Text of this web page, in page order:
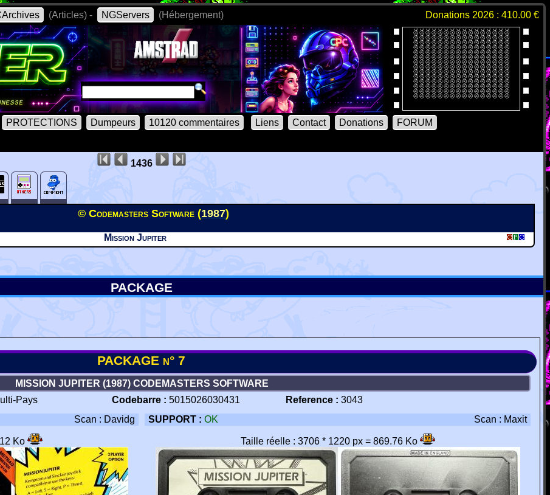
(Articles) - NGServers (Hébergement) Donations 2026 : 410.00 €
PROTECTIONS Dumpeurs 10120 commentaires Liens Contact Donations
FORUM
1436
© Codemasters Software (1987)
Mission Jupiter
PACKAGE
PACKAGE n° 7
MISSION JUPITER (1987) CODEMASTERS SOFTWARE
Pays Codebarre : 5015026030431 Reference : 3043
Scan : Davidg SUPPORT : OK Scan : Maxit
Ko Taille réelle : 3706 * 1220 px = 869.76 Ko